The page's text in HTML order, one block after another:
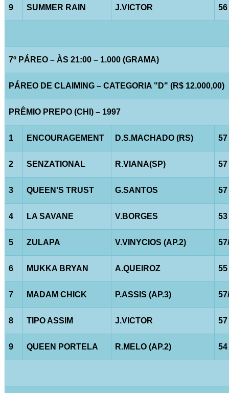
9 SUMMER RAIN J.VICTOR 56
7º PÁREO – ÀS 21:00 – 1.000 (GRAMA)
PÁREO DE CLAIMING – CATEGORIA "D" (R$ 12.000,00)
PRÊMIO PREPO (CHI) – 1997
1 ENCOURAGEMENT D.S.MACHADO (RS) 57
2 SENZATIONAL R.VIANA(SP) 57
3 QUEEN'S TRUST G.SANTOS 57
4 LA SAVANE V.BORGES 53
5 ZULAPA V.VINYCIOS (AP.2)
6 MUKKA BRYAN A.QUEIROZ 55
7 MADAM CHICK P.ASSIS (AP.3)
8 TIPO ASSIM J.VICTOR 57
9 QUEEN PORTELA R.MELO (AP.2) 54